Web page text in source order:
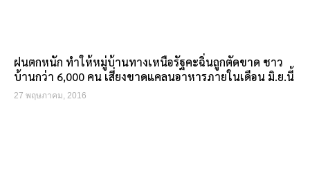
ฝนตกหนัก ทำให้หมู่บ้านทางเหนือรัฐคะฉิ่นถูกตัดขาด ชาว
บ้านกว่า 6,000 คน เสี่ยงขาดแคลนอาหารภายในเดือน มิ.ย.นี้
27 พฤษภาคม, 2016